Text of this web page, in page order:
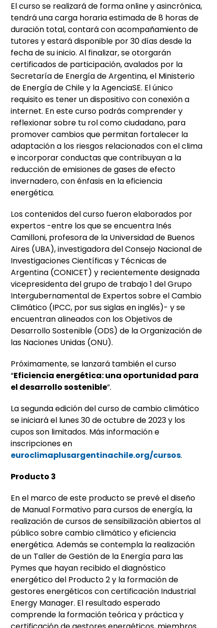
El curso se realizará de forma online y asincrónica,
tendrá una carga horaria estimada de 8 horas de
duración total, contará con acompañamiento de
tutores y estará disponible por 30 días desde la
fecha de su inicio. Al finalizar, se otorgarán
certificados de participación, avalados por la
Secretaría de Energía de Argentina, el Ministerio
de Energía de Chile y la AgenciaSE. El único
requisito es tener un dispositivo con conexión a
internet. En este curso podrás comprender y
reflexionar sobre tu rol como ciudadano, para
promover cambios que permitan fortalecer la
adaptación a los riesgos relacionados con el clima
e incorporar conductas que contribuyan a la
reducción de emisiones de gases de efecto
invernadero, con énfasis en la eficiencia
energética.
Los contenidos del curso fueron elaborados por
expertos -entre los que se encuentra Inés
Camilloni, profesora de la Universidad de Buenos
Aires (UBA), investigadora del Consejo Nacional de
Investigaciones Científicas y Técnicas de
Argentina (CONICET) y recientemente designada
vicepresidenta del grupo de trabajo 1 del Grupo
Intergubernamental de Expertos sobre el Cambio
Climático (IPCC, por sus siglas en inglés)- y se
encuentran alineados con los Objetivos de
Desarrollo Sostenible (ODS) de la Organización de
las Naciones Unidas (ONU).
Próximamente, se lanzará también el curso
“Eficiencia energética: una oportunidad para
el desarrollo sostenible”.
Lasegundaedición del curso de cambio climático
se iniciará el lunes 30 de octubre de 2023 y los
cupos son limitados. Más información e
inscripciones en
euroclimaplusargentinachile.org/cursos.
Producto 3
En el marco de este producto se prevé el diseño
de Manual Formativo para cursos de energía, la
realización de cursos de sensibilización abiertos al
público sobre cambio climático y eficiencia
energética. Además se contempla la realización
de un Taller de Gestión de la Energía para las
Pymes que hayan recibido el diagnóstico
energético del Producto 2 y la formación de
gestores energéticos con certificación Industrial
Energy Manager. El resultado esperado
comprende la formación teórica y práctica y